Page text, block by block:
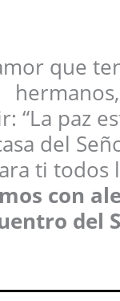
que
hermanos,
“La paz
del
ti todos
con
del